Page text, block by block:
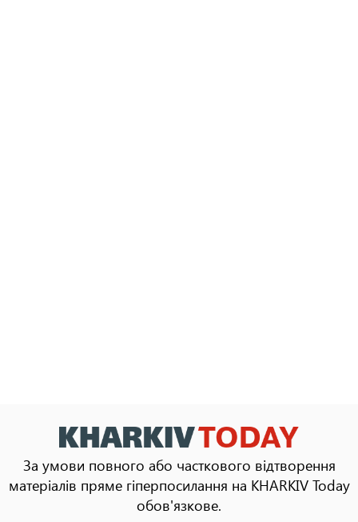
За умови повного або часткового відтворення
матеріалів пряме гіперпосилання на KHARKIV Today
обов'язкове.